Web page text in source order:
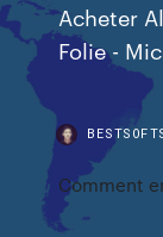
Acheter
Folie -
Comment